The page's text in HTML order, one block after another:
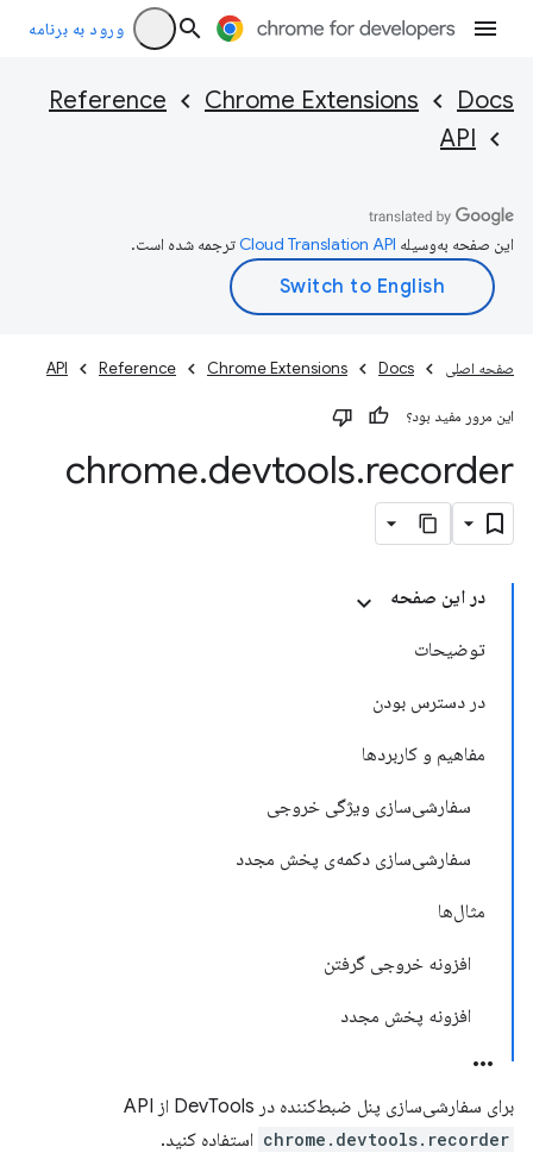
ورود به برنامه
Docs
Chrome Extensions
Reference
API
این صفحه به‌وسیله ترجمه شده است.
صفحه اصلی Docs
Chrome Extensions
Reference
API
این مرور مفید بود؟
chrome.devtools.recorder
در این صفحه
توضیحات
در دسترس بودن
مفاهیم و کاربردها
سفارشی‌سازی ویژگی خروجی
سفارشی‌سازی دکمه‌ی پخش مجدد
مثال‌ها
افزونه خروجی گرفتن
افزونه پخش مجدد
برای سفارشی‌سازی پنل ضبط‌کننده در DevTools از API
chrome.devtools.recorder استفاده کنید.